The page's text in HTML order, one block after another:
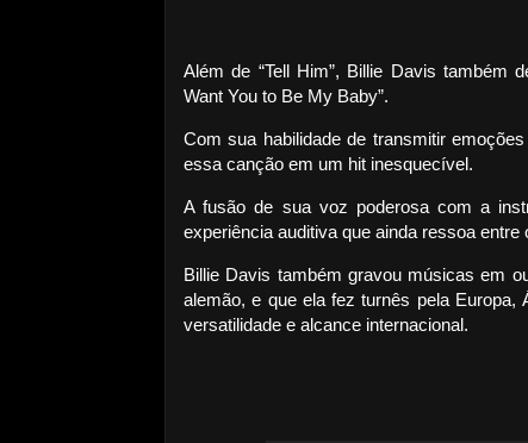
Além de “Tell Him”, Billie Davis também
Want You to Be My Baby”.
Com sua habilidade de transmitir
essa canção em um hit inesquecível.
A fusão de sua voz poderosa com a
experiência auditiva que ainda ressoa
Billie Davis também gravou músicas em
alemão, e que ela fez turnês pela
versatilidade e alcance internacional.